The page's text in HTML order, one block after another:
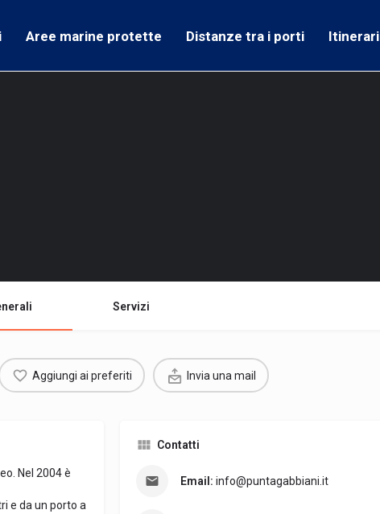
Aree marine protette Distanze tra i porti Itinerari
Servizi
Aggiungi ai preferiti Invia una mail
Nel 2004 è
e da un porto a
Contatti
Email: info@puntagabbiani.it